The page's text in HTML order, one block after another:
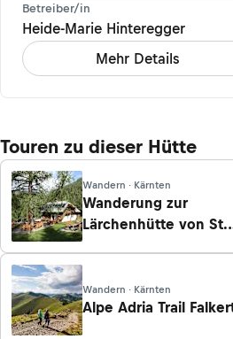
Betreiber/in
Heide-Marie Hinteregger
Mehr Details
Touren zu dieser Hütte
Wandern · Kärnten
Wanderung zur
Lärchenhütte von St.
Wandern · Kärnten
Alpe Adria Trail